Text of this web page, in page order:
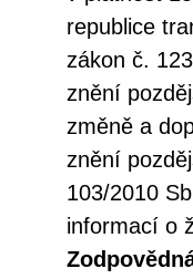
republice
zákon č.
znění
změně a
znění
103/2010
informací o